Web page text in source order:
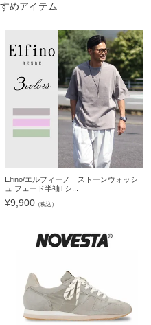
めアイテム
Elfino/エルフィーノ ストーンウォッシ
ュ フェード半袖Tシ...
¥9,900 （税込）